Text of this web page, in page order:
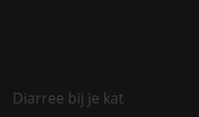
Diarree bij je kat